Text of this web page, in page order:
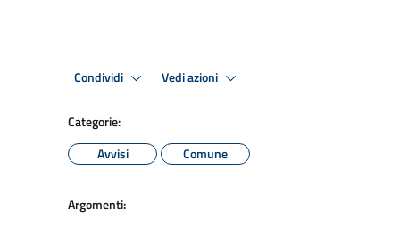
Condividi Vedi azioni
Categorie:
Avvisi
Comune
Argomenti: